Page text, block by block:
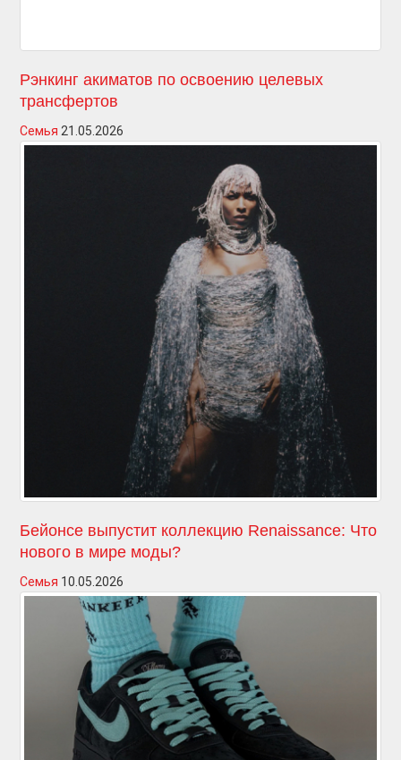
Рэнкинг акиматов по освоению целевых
трансфертов
Семья 21.05.2026
Бейонсе выпустит коллекцию Renaissance: Что
нового в мире моды?
Семья 10.05.2026